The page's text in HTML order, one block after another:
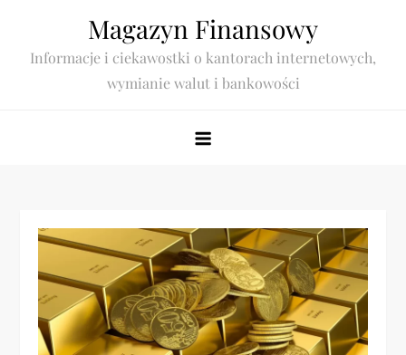
content
Magazyn Finansowy
Informacje i ciekawostki o kantorach internetowych,
wymianie walut i bankowości